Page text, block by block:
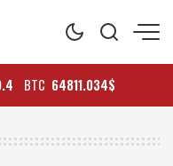
BTC 64811.034$